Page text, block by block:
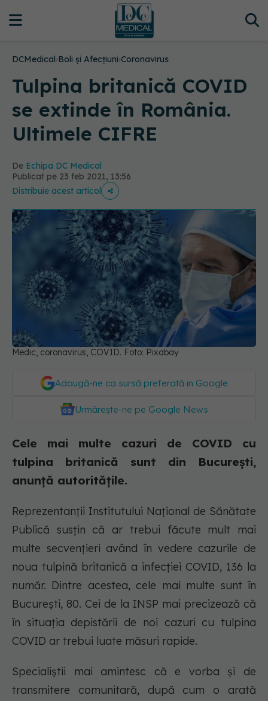
DCMedical›Boli și Afecțiuni›Coronavirus
Tulpina britanică COVID
se extinde în România.
Ultimele CIFRE
De Echipa DC Medical
Publicat pe 23 feb 2021, 13:56
Distribuie acest articol
Medic, coronavirus, COVID. Foto: Pixabay
Adaugă-ne ca sursă preferată în Google
Urmărește-ne pe Google News
Cele mai multe cazuri de COVID cu
tulpina britanică sunt din București,
anunță autoritățile.
Reprezentanții Institutului Național de Sănătate
Publică susțin că ar trebui făcute mult mai
multe secvențieri având în vedere cazurile de
noua tulpină britanică a infecției COVID, 136 la
număr. Dintre acestea, cele mai multe sunt în
București, 80. Cei de la INSP mai precizează că
în situația depistării de noi cazuri cu tulpina
COVID ar trebui luate măsuri rapide.
Specialiștii mai amintesc că e vorba și de
transmitere comunitară, după cum o arată